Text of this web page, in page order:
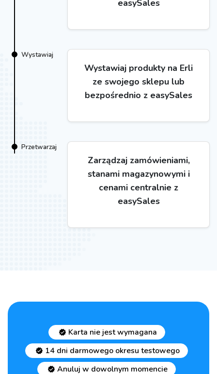
easySales
Wystawiaj
Wystawiaj produkty na Erli
ze swojego sklepu lub
bezpośrednio z easySales
Przetwarzaj
Zarządzaj zamówieniami,
stanami magazynowymi i
cenami centralnie z
easySales
Karta nie jest wymagana
14 dni darmowego okresu testowego
Anuluj w dowolnym momencie